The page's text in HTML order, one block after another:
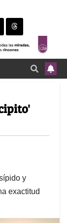
y
exactitud